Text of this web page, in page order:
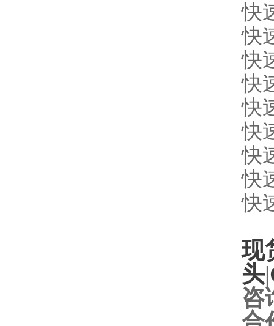
快
快
快
快
快
快
快
快
快
现
头|
咨